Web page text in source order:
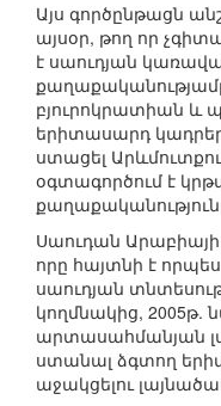
Այս գործընթացն
այսօր, թող որ
է սաուդյան
բյուրոկրատիան և
երիտասարդ
ստացել
օգտագործում է
Սաուդան
որը հայտնի է
սաուդյան
կողմնակից, 2005թ.
արտասահմանյան
ստանալ ձգտող
աջակցելու